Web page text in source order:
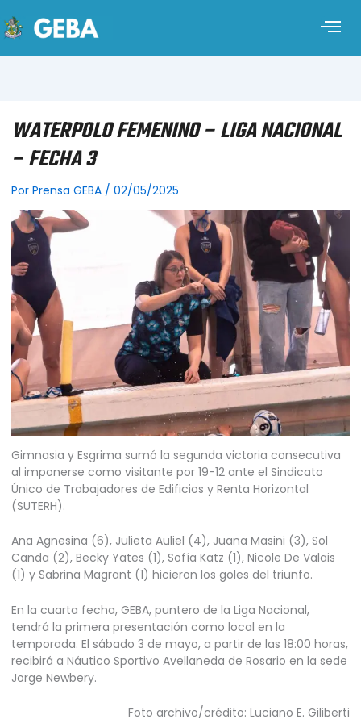
WATERPOLO FEMENINO – LIGA NACIONAL
– FECHA 3
Por Prensa GEBA / 02/05/2025
Gimnasia y Esgrima sumó la segunda victoria consecutiva
al imponerse como visitante por 19-12 ante el Sindicato
Único de Trabajadores de Edificios y Renta Horizontal
(SUTERH).
Ana Agnesina (6), Julieta Auliel (4), Juana Masini (3), Sol
Canda (2), Becky Yates (1), Sofía Katz (1), Nicole De Valais
(1) y Sabrina Magrant (1) hicieron los goles del triunfo.
En la cuarta fecha, GEBA, puntero de la Liga Nacional,
tendrá la primera presentación como local en la
temporada. El sábado 3 de mayo, a partir de las 18:00 horas,
recibirá a Náutico Sportivo Avellaneda de Rosario en la sede
Jorge Newbery.
Foto archivo/crédito: Luciano E. Giliberti